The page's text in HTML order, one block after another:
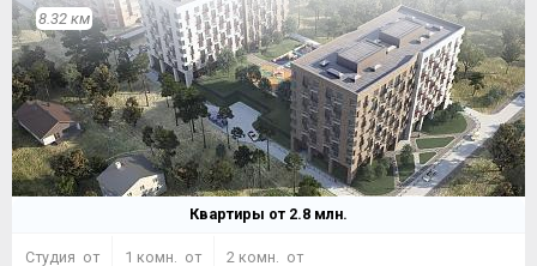
8.32 км
Квартиры от 2.8 млн.
Студия от
1 комн. от
2 комн. от